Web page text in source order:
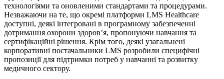
технологіями та оновленими стандартами та процедурами.
Незважаючи на те, що окремі платформи LMS Healthcare
доступні, деякі інтегровані в програмному забезпеченні
дотримання охорони здоров’я, пропонуючи навчання та
сертифікаційні рішення. Крім того, деякі узагальнені
корпоративні постачальники LMS розробили специфічні
пропозиції для підтримки потреб у навчанні та розвитку
медичного сектору.